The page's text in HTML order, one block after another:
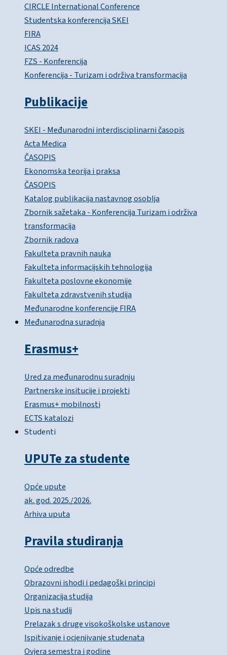
CIRCLE International Conference
Studentska konferencija SKEI
FIRA
ICAS 2024
FZS - Konferencija
Konferencija - Turizam i održiva transformacija
Publikacije
SKEI - Međunarodni interdisciplinarni časopis
Acta Medica
ČASOPIS
Ekonomska teorija i praksa
ČASOPIS
Katalog publikacija nastavnog osoblja
Zbornik sažetaka - Konferencija Turizam i održiva
transformacija
Zbornik radova
Fakulteta pravnih nauka
Fakulteta informacijskih tehnologija
Fakulteta poslovne ekonomije
Fakulteta zdravstvenih studija
Međunarodne konferencije FIRA
Međunarodna suradnja
Erasmus+
Ured za međunarodnu suradnju
Partnerske insitucije i projekti
Erasmus+ mobilnosti
ECTS katalozi
Studenti
UPUTe za studente
Opće upute
ak. god. 2025./2026.
Arhiva uputa
Pravila studiranja
Opće odredbe
Obrazovni ishodi i pedagoški principi
Organizacija studija
Upis na studij
Prelazak s druge visokoškolske ustanove
Ispitivanje i ocjenjivanje studenata
Ovjera semestra i godine